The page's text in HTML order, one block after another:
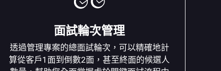
面試輪次管理
透過管理專案的總面試輪次，可以精確地計
算從客戶1面到倒數2面，甚至終面的候選人